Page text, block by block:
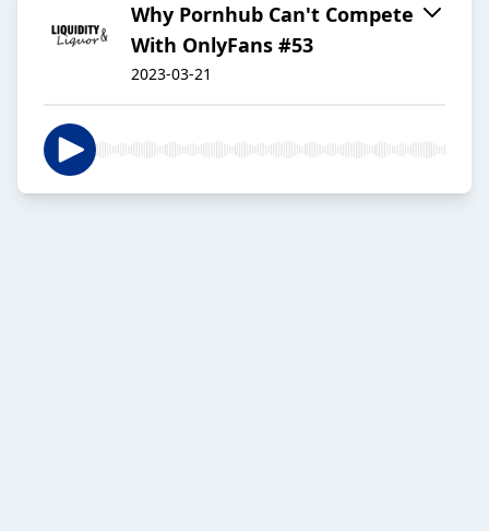
Why Pornhub Can't Compete
With OnlyFans #53
2023-03-21